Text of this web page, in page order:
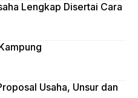
Lengkap Disertai Cara
Usaha, Unsur dan